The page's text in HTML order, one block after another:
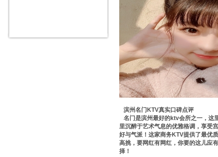
滨州名门KTV真实口碑点评
名门是滨州最好的ktv会所之一，这
里沉醉于艺术气息的优雅格调，享受
好与气派！这家商务KTV提供了最优
高挑，要网红有网红，你要的这儿应
择！